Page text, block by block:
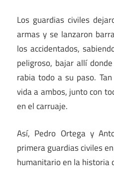
Los guardias civiles
armas y se lanzaron
los accidentados,
peligroso, bajar allí
rabia todo a su paso.
vida a ambos, junto con
en el carruaje.
Así, Pedro Ortega y
primera guardias civiles
humanitario en la historia